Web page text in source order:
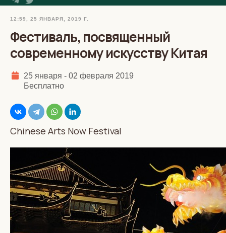
12:59, 25 ЯНВАРЯ, 2019 Г.
Фестиваль, посвященный
современному искусству Китая
25 января - 02 февраля 2019
Бесплатно
Chinese Arts Now Festival